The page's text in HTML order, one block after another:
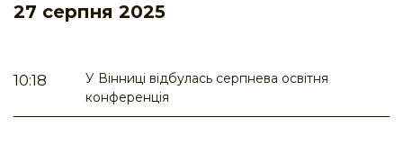
27 серпня 2025
10:18
У Вінниці відбулась серпнева освітня
конференція